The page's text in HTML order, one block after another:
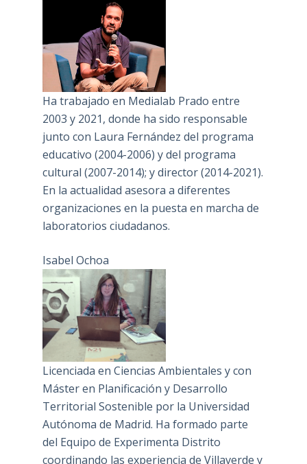
Ha trabajado en Medialab Prado entre
2003 y 2021, donde ha sido responsable
junto con Laura Fernández del programa
educativo (2004-2006) y del programa
cultural (2007-2014); y director (2014-2021).
En la actualidad asesora a diferentes
organizaciones en la puesta en marcha de
laboratorios ciudadanos.
Isabel Ochoa
Licenciada en Ciencias Ambientales y con
Máster en Planificación y Desarrollo
Territorial Sostenible por la Universidad
Autónoma de Madrid. Ha formado parte
del Equipo de Experimenta Distrito
coordinando las experiencia de Villaverde y